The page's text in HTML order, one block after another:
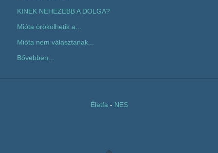
KINEK NEHEZEBB A DOLGA?
Mióta örökölhetik a...
Mióta nem választanak...
Bővebben...
Életfa - NES